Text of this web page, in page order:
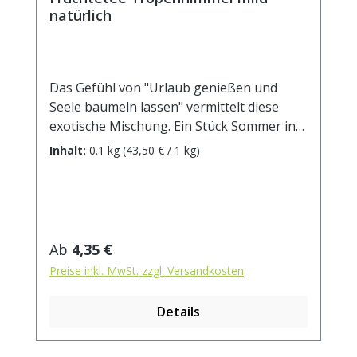
natürlich
Das Gefühl von "Urlaub genießen und
Seele baumeln lassen" vermittelt diese
exotische Mischung. Ein Stück Sommer in
der Tasse lässt uns von paradisesischen
kandierte Papayastücke (Papaya, Zucker),
kandierte Mangostücke (Mango, Zucker),
natürliches Aroma, Mandarinenscheiben,
Sonnenblumenblüten. Zubereitung: ca. 20g
Tee mit 1 l. kochendem Wasser aufgiessen.
Inhalt: 0.1 kg (43,50 € / 1 kg)
Regulärer Preis:
Ab 4,35 €
Preise inkl. MwSt. zzgl. Versandkosten
Details